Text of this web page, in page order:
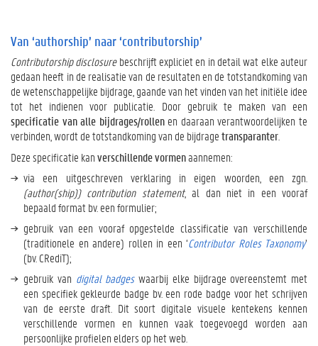
t
r
i
b
u
t
o
r
s
i
p
’
M
e
e
r
o
o
Van ‘authorship’ naar ‘contributorship’
Contributorship disclosurebeschrijft expliciet en in detail wat elke auteur
gedaan heeft in de realisatie van de resultaten en de totstandkoming van
de wetenschappelijke bijdrage, gaande van het vinden van het initiële idee
tot het indienen voor publicatie. Door gebruik te maken van een
specificatie van alle bijdrages/rollenen daaraan verantwoordelijken te
verbinden, wordt de totstandkoming van de bijdragetransparanter
Deze specificatie kanverschillende vormenaannemen:
via een uitgeschreven verklaring in eigen woorden, een zgn.
(author(ship)) contribution statement, al dan niet in een vooraf
bepaald format bv. een formulier;
gebruik van een vooraf opgestelde classificatie van verschillende
(traditionele en andere) rollen in een ‘Contributor Roles Taxonomy’
(bv. CRediT);
gebruik van digital badgeswaarbij elke bijdrage overeenstemt met
een specifiek gekleurde badge bv. een rode badge voor het schrijven
van de eerste draft. Dit soort digitale visuele kentekens kennen
verschillende vormen en kunnen vaak toegevoegd worden aan
persoonlijke profielen elders op het web.